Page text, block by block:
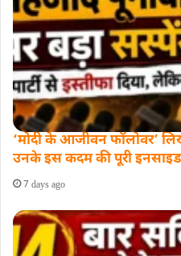
‘मोदी के आजीवन फॉलोवर’
उनके इस कदम की पूरी इनसाइड
7 days ago